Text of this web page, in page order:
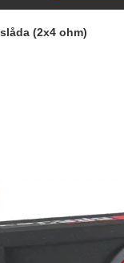
(2x4 ohm)